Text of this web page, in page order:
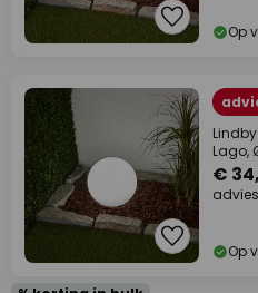
Op
Lago,
€
Op